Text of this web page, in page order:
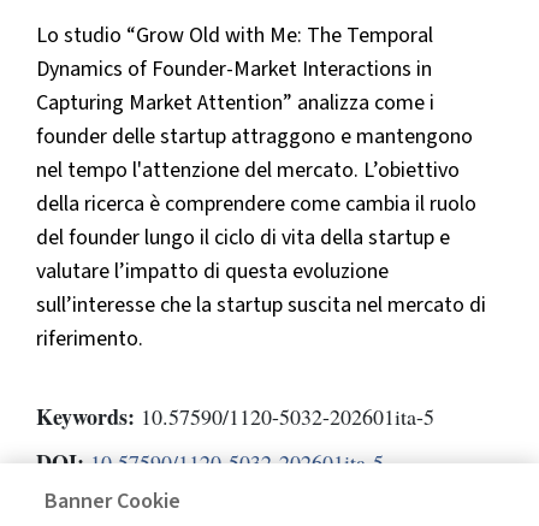
Lo studio “Grow Old with Me: The Temporal
Dynamics of Founder-Market Interactions in
Capturing Market Attention” analizza come i
founder delle startup attraggono e mantengono
nel tempo l'attenzione del mercato. L’obiettivo
della ricerca è comprendere come cambia il ruolo
del founder lungo il ciclo di vita della startup e
valutare l’impatto di questa evoluzione
sull’interesse che la startup suscita nel mercato di
riferimento.
Keywords: 10.57590/1120-5032-202601ita-5
DOI: 10.57590/1120-5032-202601ita-5
Pagine 36-37
Banner Cookie